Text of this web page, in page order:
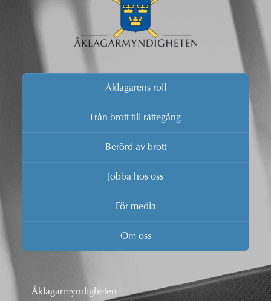
Åklagarens roll
Från brott till rättegång
Berörd av brott
Jobba hos oss
För media
Om oss
Åklagarmyndigheten